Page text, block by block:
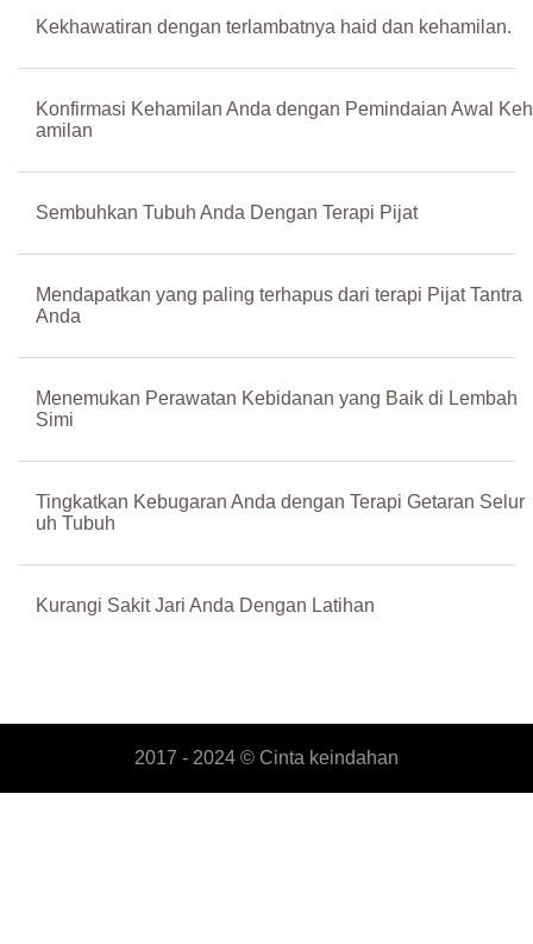
Kekhawatiran dengan terlambatnya haid dan kehamilan.
Konfirmasi Kehamilan Anda dengan Pemindaian Awal Keh
amilan
Sembuhkan Tubuh Anda Dengan Terapi Pijat
Mendapatkan yang paling terhapus dari terapi Pijat Tantra
Anda
Menemukan Perawatan Kebidanan yang Baik di Lembah
Simi
Tingkatkan Kebugaran Anda dengan Terapi Getaran Selur
uh Tubuh
Kurangi Sakit Jari Anda Dengan Latihan
2017 - 2024 © Cinta keindahan